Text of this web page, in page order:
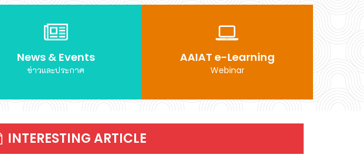
News & Events
ข่าวและประกาศ
AAIAT e-Learning
Webinar
INTERESTING ARTICLE